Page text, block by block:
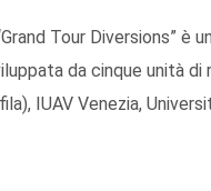
Tour Diversions” è
da cinque unità
IUAV Venezia,